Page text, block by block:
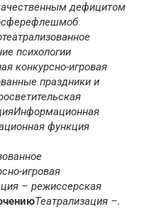
дефицитом
флешмоб
театрализованное
психологии
конкурсно-игровая
праздники и
Информационная
функция
игровая
– режиссерская
Театрализация –.